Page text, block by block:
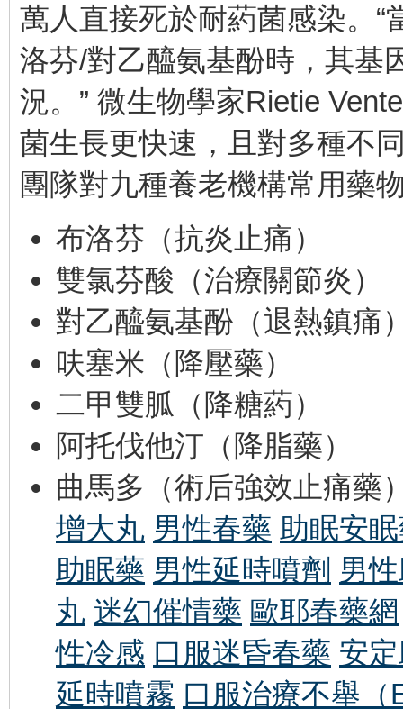
萬人直接死於耐葯菌感染。
洛芬/對乙醯氨基酚時，其基
況。” 微生物學家Rietie
菌生長更快速，且對多種不
團隊對九種養老機構常用藥
布洛芬（抗炎止痛）
雙氯芬酸（治療關節炎）
對乙醯氨基酚（退熱鎮痛
呋塞米（降壓藥）
二甲雙胍（降糖葯）
阿托伐他汀（降脂藥）
曲馬多（術后強效止痛藥
增大丸 男性春藥 助眠安
助眠藥 男性延時噴劑 男
丸 迷幻催情藥 歐耶春藥網
性冷感 口服迷昏春藥 安
延時噴霧 口服治療不舉（